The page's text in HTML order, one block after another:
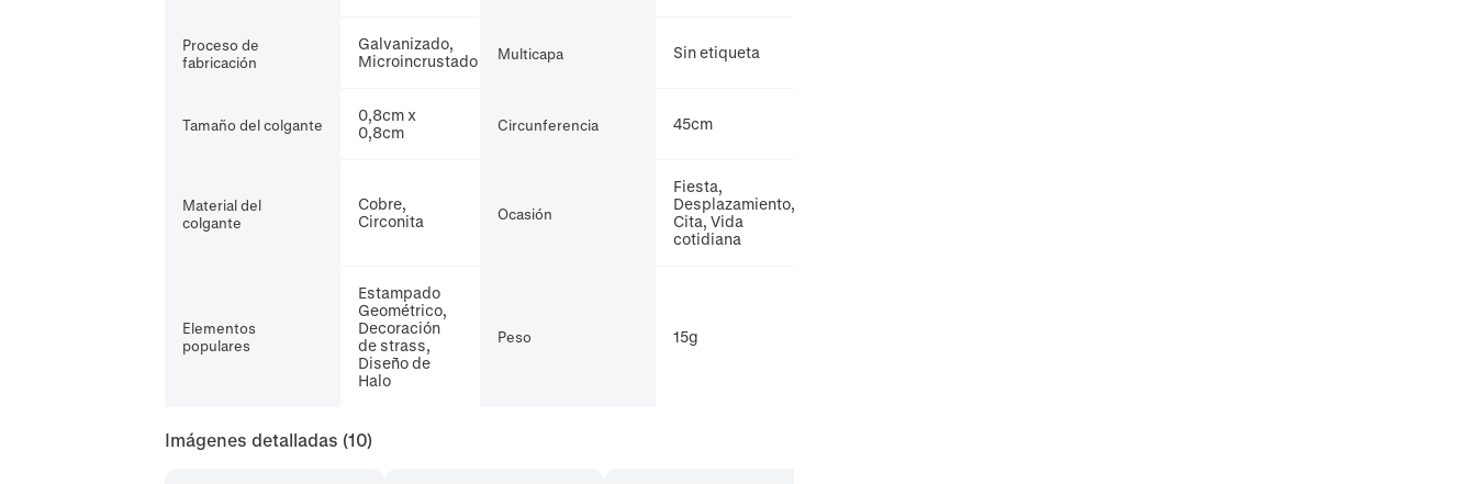
Proceso de
fabricación
Galvanizado,
Microincrustado
Multicapa Sin etiqueta
Tamaño del colgante
0,8cm x
0,8cm
Circunferencia 45cm
Material del
colgante
Cobre,
Circonita
Ocasión
Fiesta,
Desplazamiento,
Cita, Vida
cotidiana
Elementos
populares
Estampado
Geométrico,
Decoración
de strass,
Diseño de
Halo
Peso 15g
Imágenes detalladas (10)